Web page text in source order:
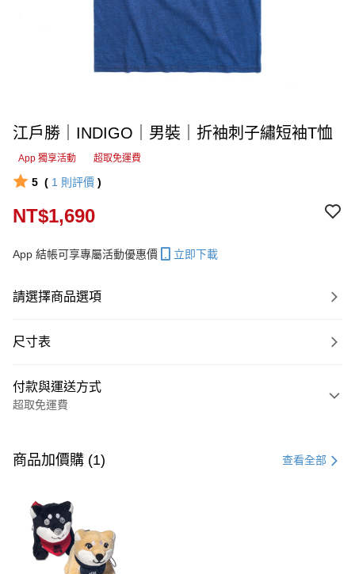
江戶勝｜INDIGO｜男裝｜折袖刺子繡短袖T恤
App 獨享活動 超取免運費
5 ( 1 則評價 )
NT$1,690
App 結帳可享專屬活動優惠價 立即下載
請選擇商品選項
尺寸表
付款與運送方式
超取免運費
信用卡一次付款
LINE Pay
AFTEE先享後付
商品加價購 (1) 查看全部